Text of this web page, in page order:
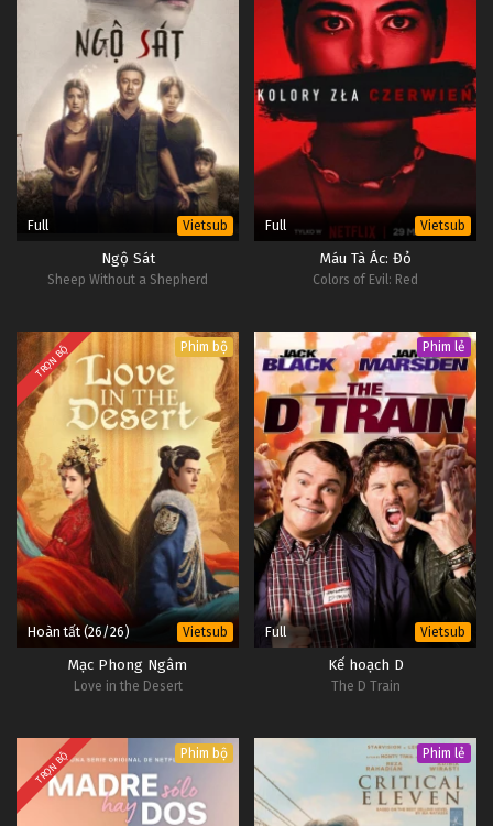
Full Vietsub
Ngộ Sát
Sheep Without a Shepherd
Full Vietsub
Máu Tà Ác: Đỏ
Colors of Evil: Red
TRỌN BỘ Phim bộ
Hoàn tất (26/26) Vietsub
Mạc Phong Ngâm
Love in the Desert
Phim lẻ
Full Vietsub
Kế hoạch D
The D Train
TRỌN BỘ Phim bộ Phim lẻ